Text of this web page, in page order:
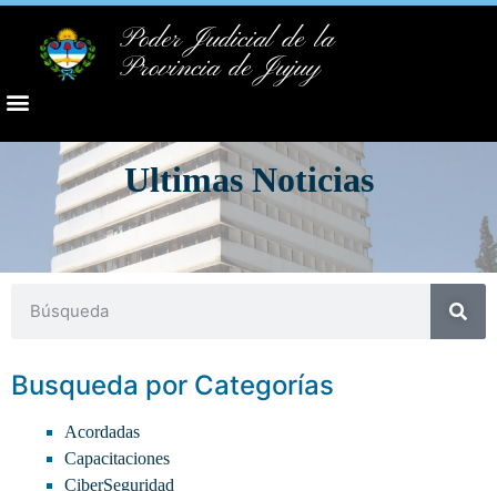
Poder Judicial de la
Provincia de Jujuy
Ultimas Noticias
Busqueda por Categorías
Acordadas
Capacitaciones
CiberSeguridad